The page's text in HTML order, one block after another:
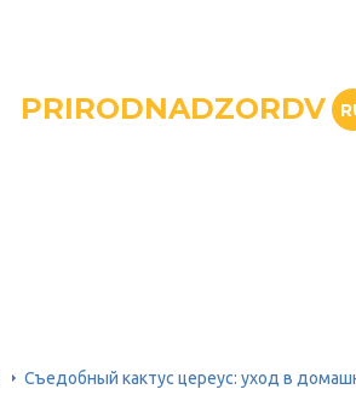
PRIRODNADZORDV
Съедобный кактус цереус: уход в